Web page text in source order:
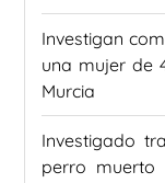
Investigan
una mujer de
Murcia
Investigado
perro